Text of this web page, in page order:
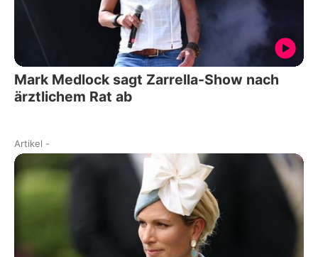
Mark Medlock sagt Zarrella-Show nach
ärztlichem Rat ab
Artikel -